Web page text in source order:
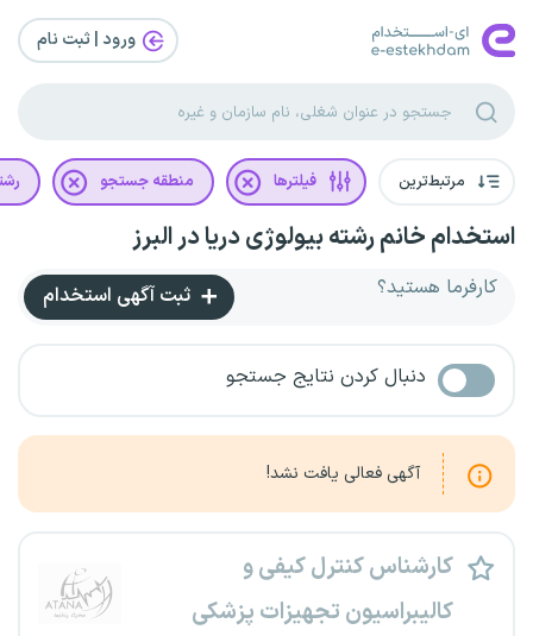
ورود | ثبت‌ نام
مرتبط‌ترین فیلترها منطقه جستجو
استخدام خانم رشته بیولوژی دریا در البرز
کارفرما هستید؟ ثبت آگهی استخدام
دنبال کردن نتایج جستجو
آگهی فعالی یافت نشد!
کارشناس کنترل کیفی و
کالیبراسیون تجهیزات پزشکی